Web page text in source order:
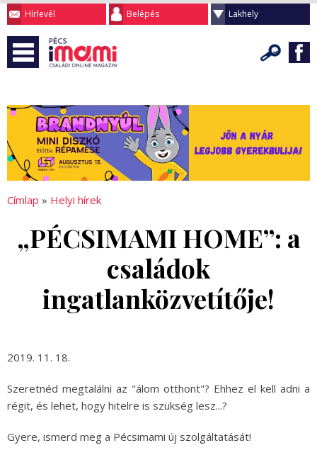
Hírlevél Belépés Lakhely
Címlap » Helyi hírek
„PÉCSIMAMI HOME”: a
családok
ingatlanközvetítője!
2019. 11. 18.
Szeretnéd megtalálni az "álom otthont"? Ehhez el kell adni a
régit, és lehet, hogy hitelre is szükség lesz...?
Gyere, ismerd meg a Pécsimami új szolgáltatását!